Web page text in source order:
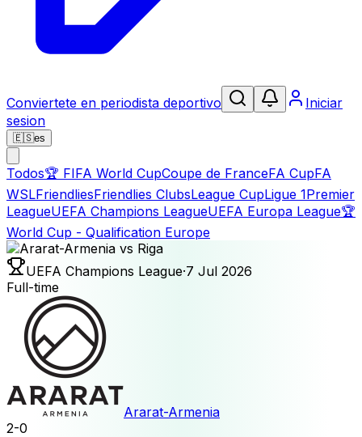
Conviertete en periodista deportivo
Iniciar
sesion
🇪🇸es
Todos🏆 FIFA World CupCoupe de FranceFA CupFA
WSLFriendliesFriendlies ClubsLeague CupLigue 1Premier
LeagueUEFA Champions LeagueUEFA Europa League🏆
World Cup - Qualification Europe
UEFA Champions League·7 Jul 2026
Full-time
Ararat-Armenia
2-0